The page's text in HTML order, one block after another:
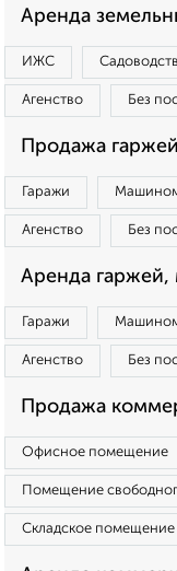
Аренда
ИЖС
Агенство Без
Продажа
Гаражи
Агенство Без
Аренда
Гаражи
Агенство Без
Продажа
Офисное помещение
Помещение
Складское помещение